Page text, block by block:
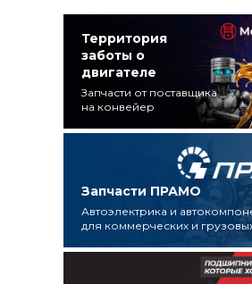
Территория
заботы о
двигателе
Запчасти от поставщика
на конвейер
Запчасти ПРАМО
Автоэлектрика и
для коммерческих и